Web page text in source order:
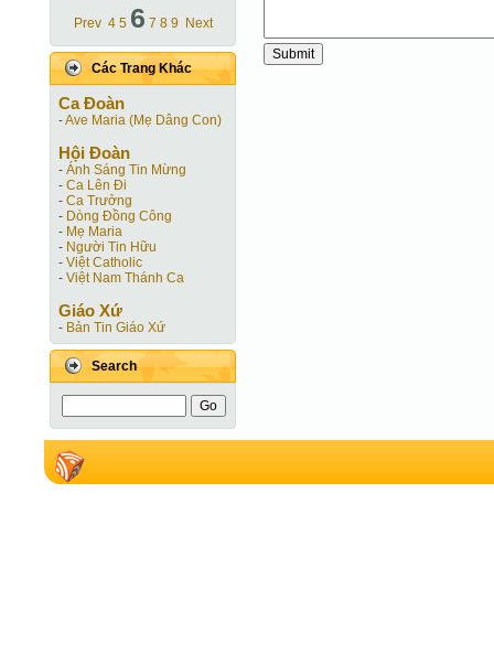
Prev 4 5 6 7 8 9 Next
Các Trang Khác
Ca Ðoàn
-Ave Maria (Mẹ Dâng Con)
Hội Ðoàn
- Ánh Sáng Tin Mừng
- Ca Lên Đi
- Ca Trưởng
- Dòng Đồng Công
- Mẹ Maria
- Người Tin Hữu
- Việt Catholic
- Việt Nam Thánh Ca
Giáo Xứ
- Bản Tin Giáo Xứ
Search